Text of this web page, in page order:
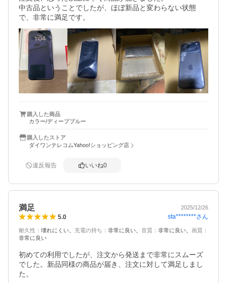
中古品ということでしたが、ほぼ新品と変わらない状態
で、非常に満足です。
購入した商品
カラー/ディープブルー
購入したストア
ダイワンテレコムYahoo!ショッピング店
違反報告 いいね0
満足 2025/12/26
5.0 sta********さん
耐久性 ： 壊れにくい 充電の持ち ： 非常に良い 音質 ： 非常に良い 画質 ：
非常に良い
初めての利用でしたが、注文から発送まで非常にスムーズ
でした。新品同様の商品が届き、注文に対して満足しまし
た。